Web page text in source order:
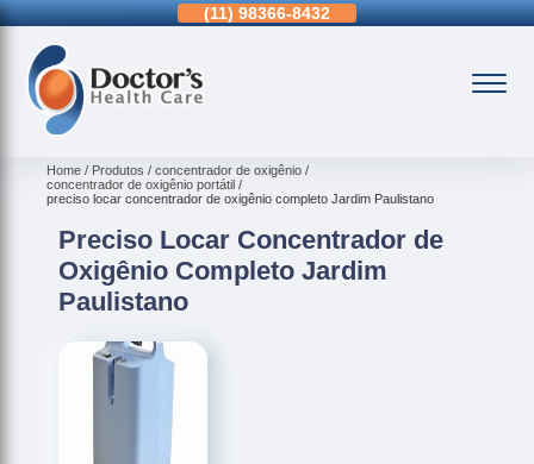
3963-0036 (11)98366-8432 (15)3326-9334
Home Produtos
concentrador de oxigênio
concentrador de oxigênio portátil
preciso locar concentrador de oxigênio completo Jardim Paulistano
Preciso Locar Concentrador de
Oxigênio Completo Jardim
Paulistano